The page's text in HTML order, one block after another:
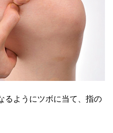
るようにツボに当て、指の